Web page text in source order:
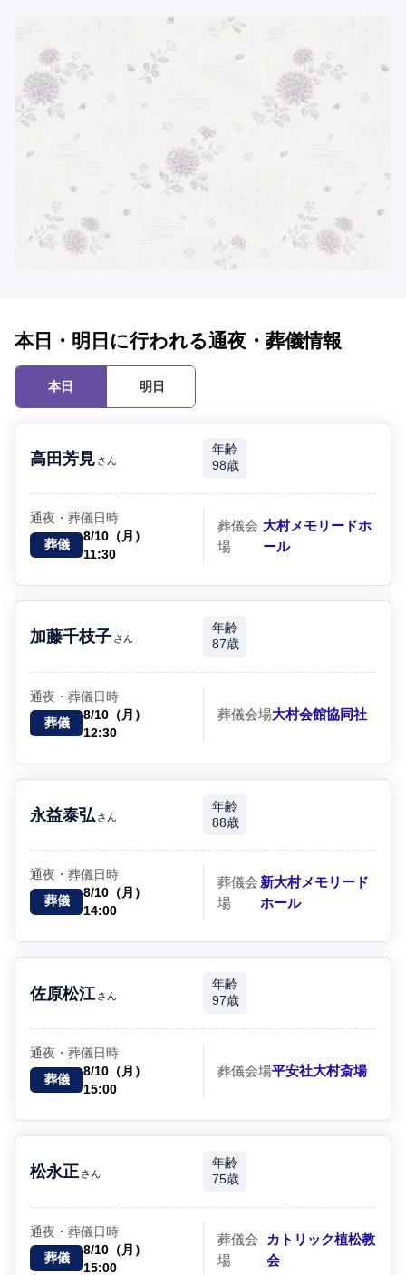
本日・明日に行われる通夜・葬儀情報
本日 明日
高田芳見 さん
年齢
98歳
通夜・葬儀日時
葬儀
8/10（月）
11:30
葬儀会
場
大村メモリードホ
ール
加藤千枝子 さん
年齢
87歳
通夜・葬儀日時
葬儀
8/10（月）
12:30
葬儀会場大村会館協同社
永益泰弘 さん
年齢
88歳
通夜・葬儀日時
葬儀
8/10（月）
14:00
葬儀会
場
新大村メモリード
ホール
佐原松江 さん
年齢
97歳
通夜・葬儀日時
葬儀
8/10（月）
15:00
葬儀会場平安社大村斎場
松永正 さん
年齢
75歳
通夜・葬儀日時
葬儀
8/10（月）
15:00
葬儀会
場
カトリック植松教
会